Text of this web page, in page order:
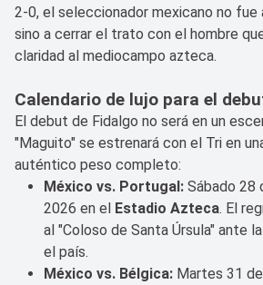
2-0, el seleccionador mexicano no fue
sino a cerrar el trato con el hombre
claridad al mediocampo azteca.
Calendario de lujo para el
El debut de Fidalgo no será en un
"Maguito" se estrenará con el Tri en
auténtico peso completo:
México vs. Portugal: Sábado 28
2026 en el Estadio Azteca. El
al "Coloso de Santa Úrsula" ante
el país.
México vs. Bélgica: Martes 31